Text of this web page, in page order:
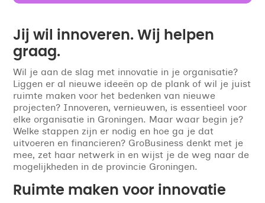
Jij wil innoveren. Wij helpen
graag.
Wil je aan de slag met innovatie in je organisatie?
Liggen er al nieuwe ideeën op de plank of wil je juist
ruimte maken voor het bedenken van nieuwe
projecten? Innoveren, vernieuwen, is essentieel voor
elke organisatie in Groningen. Maar waar begin je?
Welke stappen zijn er nodig en hoe ga je dat
uitvoeren en financieren? GroBusiness denkt met je
mee, zet haar netwerk in en wijst je de weg naar de
mogelijkheden in de provincie Groningen.
Ruimte maken voor innovatie